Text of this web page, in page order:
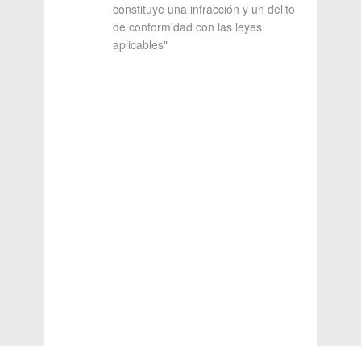
constituye una infracción y un delito
de conformidad con las leyes
aplicables"